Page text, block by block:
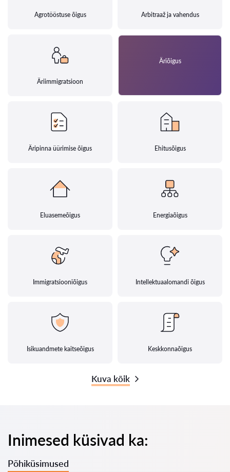
Agrotööstuse õigus Arbitraaž ja vahendus
Äriimmigratsioon
Äriõigus
Äripinna üürimise õigus Ehitusõigus
Eluasemeõigus Energiaõigus
Immigratsiooniõigus Intellektuaalomandi õigus
Isikuandmete kaitseõigus Keskkonnaõigus
Kuva kõik
Inimesed küsivad ka:
Põhiküsimused